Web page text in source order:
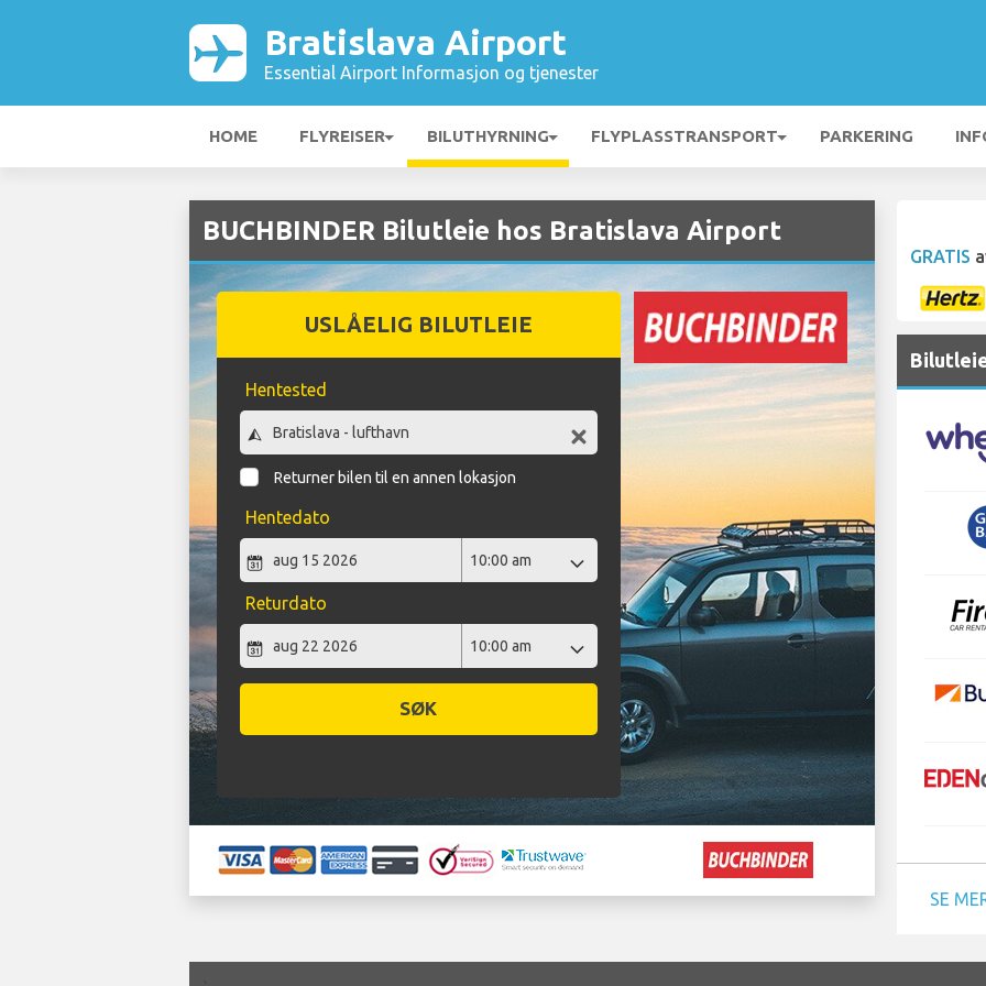
Bratislava Airport
Essential Airport Informasjon og tjenester
HOME FLYREISER BILUTHYRNING FLYPLASSTRANSPORT PARKERING
BUCHBINDER Bilutleie hos Bratislava Airport
USLÅELIG BILUTLEIE
Hentested
Returner bilen til en annen lokasjon
Hentedato
Returdato
SØK
GRATIS
SE